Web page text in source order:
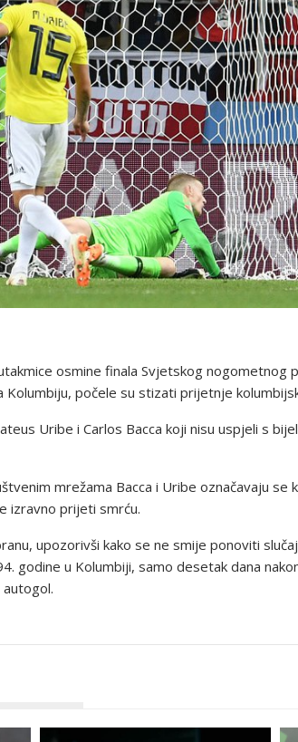
osmine finala Svjetskog nogometnog
Kolumbiju, počele su stizati prijetnje
Uribe i Carlos Bacca koji nisu uspjeli s
mrežama Bacca i Uribe označavaju se
izravno prijeti smrću.
upozorivši kako se ne smije ponoviti
godine u Kolumbiji, samo desetak dana